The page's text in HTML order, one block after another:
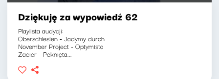
Dziękuję za wypowiedź 62
Playlista audycji:
Oberschlesien - Jadymy durch
November Project - Optymista
Zacier - Peknięta...